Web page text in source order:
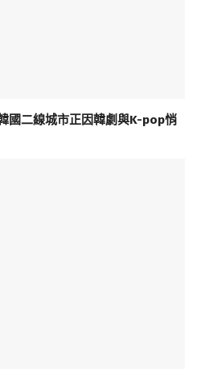
國二線城市正因韓劇與K-pop悄